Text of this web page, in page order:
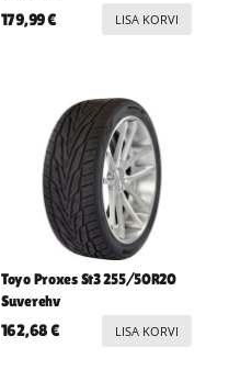
179,99€ LISA KORVI
Toyo Proxes St3 255/50R20
Suverehv
162,68€ LISA KORVI